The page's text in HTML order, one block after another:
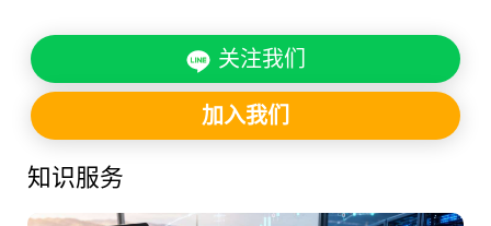
关注我们
加入我们
知识服务